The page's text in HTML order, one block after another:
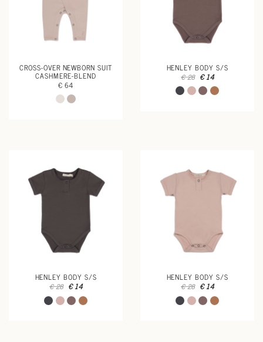
CROSS-OVER NEWBORN SUIT
CASHMERE-BLEND
€ 64
HENLEY BODY S/S
€ 28 € 14
HENLEY BODY S/S
€ 28 € 14
HENLEY BODY S/S
€ 28 € 14